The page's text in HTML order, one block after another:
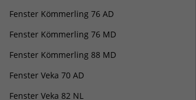
Fenster Kömmerling 76 AD
Fenster Kömmerling 76 MD
Fenster Kömmerling 88 MD
Fenster Veka 70 AD
Fenster Veka 82 NL